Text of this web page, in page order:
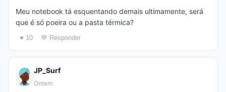
Meu notebook tá esquentando demais ultimamente, será
que é só poeira ou a pasta térmica?
♥ 10 💬 Responder
JP_Surf
Ontem